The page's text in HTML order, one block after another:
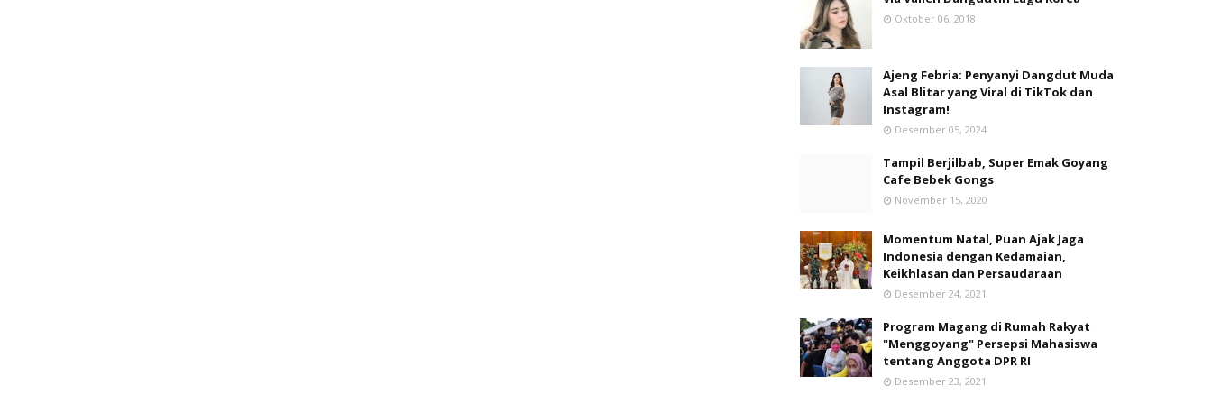
Oktober 06, 2018
Ajeng Febria: Penyanyi Dangdut Muda
Asal Blitar yang Viral di TikTok dan
Instagram!
Desember 05, 2024
Tampil Berjilbab, Super Emak Goyang
Cafe Bebek Gongs
November 15, 2020
Momentum Natal, Puan Ajak Jaga
Indonesia dengan Kedamaian,
Keikhlasan dan Persaudaraan
Desember 24, 2021
Program Magang di Rumah Rakyat
"Menggoyang" Persepsi Mahasiswa
tentang Anggota DPR RI
Desember 23, 2021